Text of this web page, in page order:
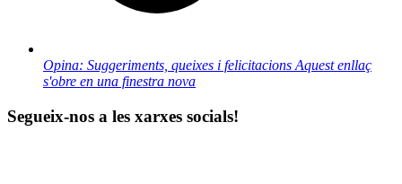
Opina: Suggeriments, queixes i felicitacions Aquest enllaç
s'obre en una finestra nova
Segueix-nos a les xarxes socials!